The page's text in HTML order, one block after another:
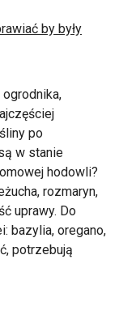
by były
po
w stanie
hodowli?
rozmaryn,
uprawy. Do
bazylia, oregano,
potrzebują